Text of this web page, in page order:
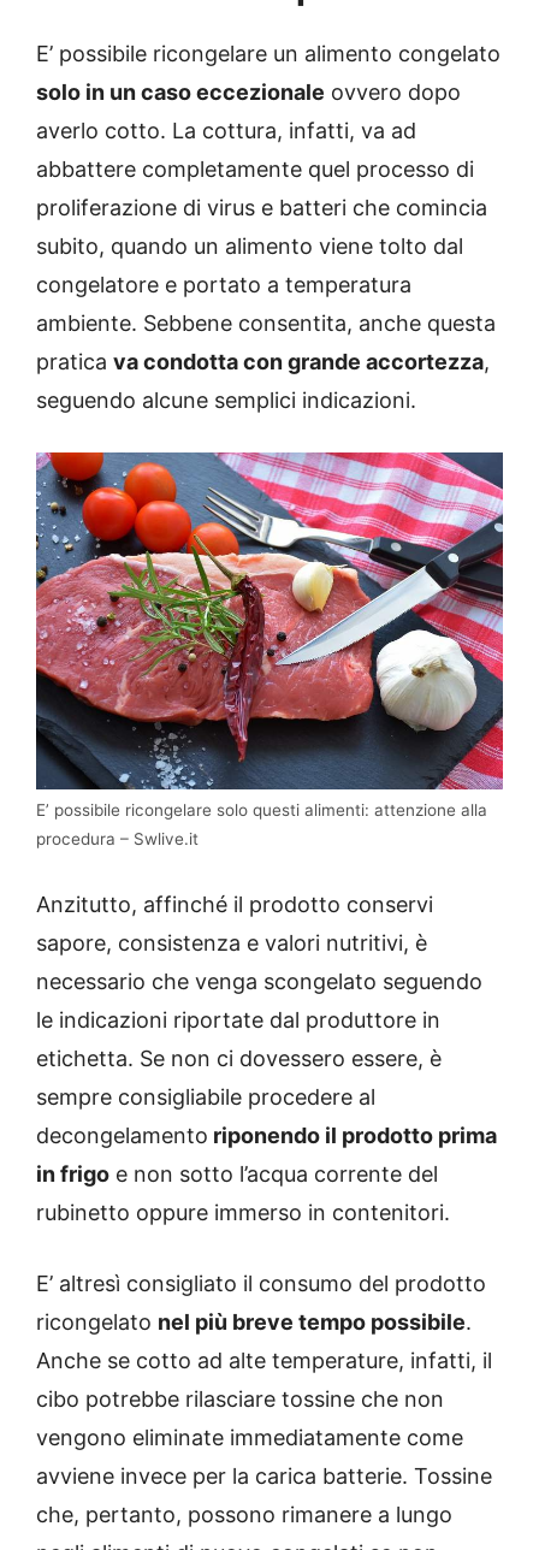
E’ possibile ricongelare un alimento congelato
solo in un caso eccezionale ovvero dopo
averlo cotto. La cottura, infatti, va ad
abbattere completamente quel processo di
proliferazione di virus e batteri che comincia
subito, quando un alimento viene tolto dal
congelatore e portato a temperatura
ambiente. Sebbene consentita, anche questa
pratica va condotta con grande accortezza,
seguendo alcune semplici indicazioni.
E’ possibile ricongelare solo questi alimenti: attenzione alla
procedura – Swlive.it
Anzitutto, affinché il prodotto conservi
sapore, consistenza e valori nutritivi, è
necessario che venga scongelato seguendo
le indicazioni riportate dal produttore in
etichetta. Se non ci dovessero essere, è
sempre consigliabile procedere al
decongelamento riponendo il prodotto prima
in frigo e non sotto l’acqua corrente del
rubinetto oppure immerso in contenitori.
E’ altresì consigliato il consumo del prodotto
ricongelato nel più breve tempo possibile.
Anche se cotto ad alte temperature, infatti, il
cibo potrebbe rilasciare tossine che non
vengono eliminate immediatamente come
avviene invece per la carica batterie. Tossine
che, pertanto, possono rimanere a lungo